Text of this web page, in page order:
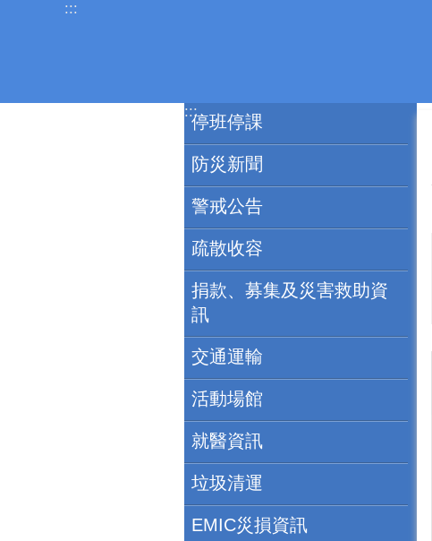
跳到主要內容區塊
:::
:::
停班停課
防災新聞
警戒公告
疏散收容
捐款、募集及災害救助資
訊
交通運輸
活動場館
就醫資訊
垃圾清運
EMIC災損資訊